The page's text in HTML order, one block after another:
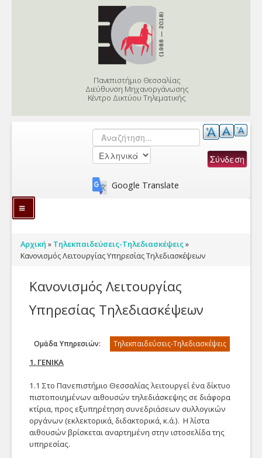
Πανεπιστήμιο Θεσσαλίας
Διεύθυνση Μηχανοργάνωσης
Κέντρο Δικτύου Τηλεματικής
Φόρμα αναζήτησης
Αναζήτηση
Google Translate
Εφαρμογές Διοίκησης
eΓραμματεία
e'Εγγραφα
Web eΈγγραφα
Τηλεδιάσκεψη
Video
Live Streaming
Γνωσιακή Βάση
Γενικά
Δείτε όλα τα άρθρα της
ταξινομημένα ανά
Βίντεο
Γενική Αίτηση
Γενική αίτηση προς την
Αίτηση Τηλεφωνίας
Λίστα από τα στοιχεία
επικοινωνίας του
προσωπικού μας
Είστε εδώ
Αρχική » Τηλεκπαιδεύσεις-Τηλεδιασκέψεις»
Κανονισμός Λειτουργίας Υπηρεσίας Τηλεδιασκέψεων
Κανονισμός Λειτουργίας
Υπηρεσίας Τηλεδιασκέψεων
Ομάδα Υπηρεσιών: Τηλεκπαιδεύσεις-Τηλεδιασκέψεις
1. ΓΕΝΙΚΑ
1.1 Στo Πανεπιστήμιο Θεσσαλίας λειτουργεί ένα δίκτυο
πιστοποιημένων αιθουσών τηλεδιάσκεψης σε διάφορα
κτίρια, προς εξυπηρέτηση συνεδριάσεων συλλογικών
οργάνων (εκλεκτορικά, διδακτορικά, κ.ά.). Η λίστα
αιθουσών βρίσκεται αναρτημένη στην ιστοσελίδα της
υπηρεσίας.